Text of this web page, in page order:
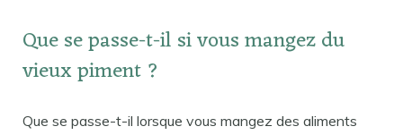
Que se passe-t-il si vous mangez du
vieux piment ?
Que se passe-t-il lorsque vous mangez des aliments